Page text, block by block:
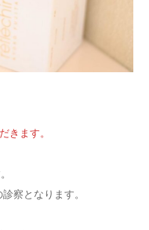
きます。
察となります。